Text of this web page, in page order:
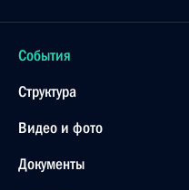
События
Структура
Видео и фото
Документы